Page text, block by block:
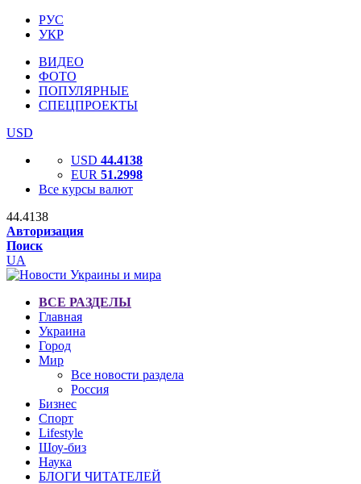
РУС
УКР
ВИДЕО
ФОТО
ПОПУЛЯРНЫЕ
СПЕЦПРОЕКТЫ
USD
USD 44.4138
EUR 51.2998
Все курсы валют
44.4138
Авторизация
Поиск
UA
ВСЕ РАЗДЕЛЫ
Главная
Украина
Город
Мир
Все новости раздела
Россия
Бизнес
Спорт
Lifestyle
Шоу-биз
Наука
БЛОГИ ЧИТАТЕЛЕЙ